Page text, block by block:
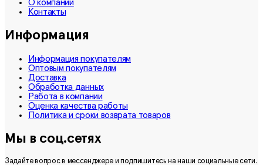
О компании
Контакты
Информация
Информация покупателям
Оптовым покупателям
Доставка
Обработка данных
Работа в компании
Оценка качества работы
Политика и сроки возврата товаров
Мы в соц.сетях
Задайте вопрос в мессенджере и подпишитесь на наши социальные сети.